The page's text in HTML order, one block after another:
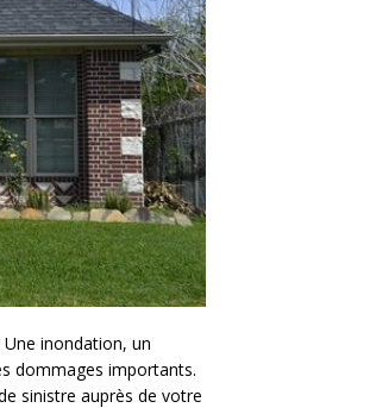
inondation, un
dommages importants.
sinistre auprès de votre